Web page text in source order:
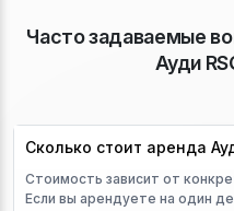
Часто задаваемые
Ауди
Сколько стоит аренда
Стоимость зависит от
Если вы арендуете на один